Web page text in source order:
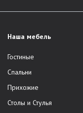
Наша мебель
Гостиные
Спальни
Прихожие
Столы и Стулья